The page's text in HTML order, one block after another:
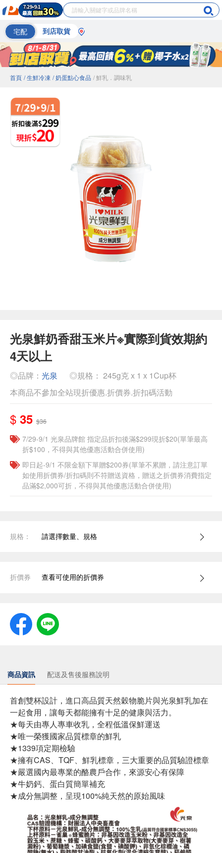
宅配 到店取貨
首頁 / 生鮮冷凍 / 奶蛋點心食品 / 鮮乳．調味乳
光泉鮮奶香甜玉米片※實際到貨效期約
4天以上
◎品牌： 光泉
◎規格： 245g克 x 1 x 1Cup杯
本商品不參加全站現折優惠.折價券.折扣碼活動
$ 35 $36
7/29-9/1 光泉品牌館 指定品折扣後滿$299現折$20(單筆最高
折$100，不得與其他優惠活動合併使用)
即日起-9/1 不限金額下單贈$200券(單筆不累贈，請注意訂單
如使用折價券/折扣碼則不符贈送資格，贈送之折價券消費指定
品滿$2,000可折，不得與其他優惠活動合併使用)
規格： 請選擇數量、規格
折價券 查看可使用的折價券
商品資訊 配送及售後服務說明
首創雙杯設計，進口高品質天然穀物脆片與光泉鮮乳加在
一起食用，讓每天都能擁有十足的健康與活力。
★每天由專人專車收乳，全程低溫保鮮運送
★唯一榮獲國家品質標章的鮮乳
★1339項定期檢驗
★擁有CAS、TQF、鮮乳標章，三大重要的品質驗證標章
★嚴選國內最專業的酪農戶合作，來源安心有保障
★牛奶鈣、蛋白質簡單補充
★成分無調整，呈現100%純天然的原始風味